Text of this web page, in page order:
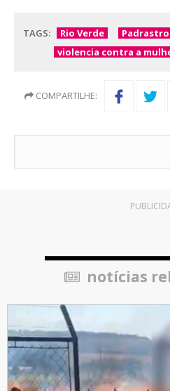
TAGS: Rio Verde Padrastro
violencia contra a
COMPARTILHE:
notícias